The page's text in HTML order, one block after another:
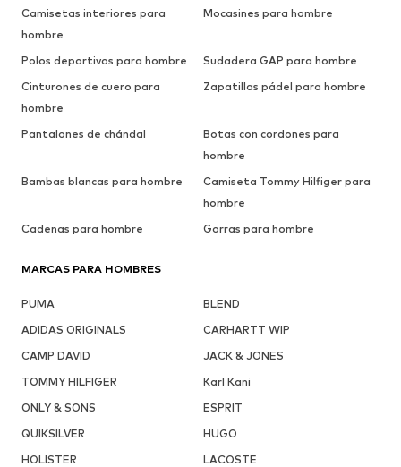
Camisetas interiores para
hombre
Mocasines para hombre
Polos deportivos para hombre
Sudadera GAP para hombre
Cinturones de cuero para
hombre
Zapatillas pádel para hombre
Pantalones de chándal
Botas con cordones para
hombre
Bambas blancas para hombre
Camiseta Tommy Hilfiger para
hombre
Cadenas para hombre
Gorras para hombre
MARCAS PARA HOMBRES
PUMA
BLEND
ADIDAS ORIGINALS
CARHARTT WIP
CAMP DAVID
JACK & JONES
TOMMY HILFIGER
Karl Kani
ONLY & SONS
ESPRIT
QUIKSILVER
HUGO
HOLISTER
LACOSTE